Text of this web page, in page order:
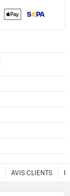
AVIS CLIENTS